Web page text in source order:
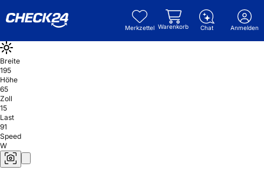
Merkzettel Warenkorb Chat Anmelden
Breite
195
Höhe
65
Zoll
15
Last
91
Speed
W